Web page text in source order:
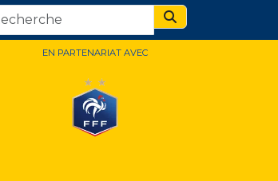
Search
EN PARTENARIAT AVEC